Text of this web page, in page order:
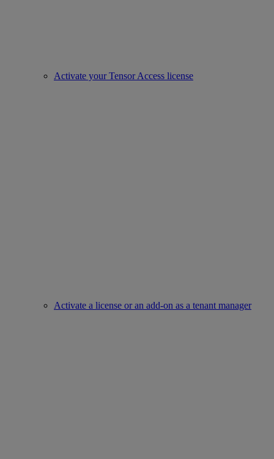
Activate your Tensor Access license
Activate a license or an add-on as a tenant manager